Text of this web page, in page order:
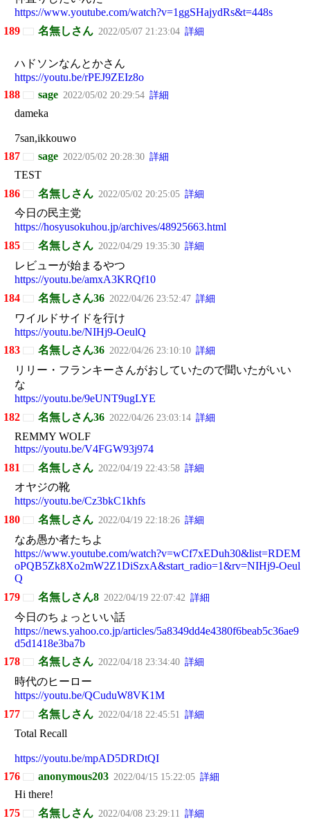
https://www.youtube.com/watch?v=1ggSHajydRs&t=448s
189
名無しさん 2022/05/07 21:23:04 詳細
ハドソンなんとかさん
https://youtu.be/rPEJ9ZEIz8o
188
sage 2022/05/02 20:29:54 詳細
dameka
7san,ikkouwo
187
sage 2022/05/02 20:28:30 詳細
TEST
186
名無しさん 2022/05/02 20:25:05 詳細
今日の民主党
https://hosyusokuhou.jp/archives/48925663.html
185
名無しさん 2022/04/29 19:35:30 詳細
レビューが始まるやつ
https://youtu.be/amxA3KRQf10
184
名無しさん36 2022/04/26 23:52:47 詳細
ワイルドサイドを行け
https://youtu.be/NIHj9-OeulQ
183
名無しさん36 2022/04/26 23:10:10 詳細
リリー・フランキーさんがおしていたので聞いたがいい
な
https://youtu.be/9eUNT9ugLYE
182
名無しさん36 2022/04/26 23:03:14 詳細
REMMY WOLF
https://youtu.be/V4FGW93j974
181
名無しさん 2022/04/19 22:43:58 詳細
オヤジの靴
https://youtu.be/Cz3bkC1khfs
180
名無しさん 2022/04/19 22:18:26 詳細
なあ愚か者たちよ
https://www.youtube.com/watch?v=wCf7xEDuh30&list=RDEM
oPQB5Zk8Xo2mW2Z1DiSzxA&start_radio=1&rv=NIHj9-Oeul
Q
179
名無しさん8 2022/04/19 22:07:42 詳細
今日のちょっといい話
https://news.yahoo.co.jp/articles/5a8349dd4e4380f6beab5c36ae9
d5d1418e3ba7b
178
名無しさん 2022/04/18 23:34:40 詳細
時代のヒーロー
https://youtu.be/QCuduW8VK1M
177
名無しさん 2022/04/18 22:45:51 詳細
Total Recall
https://youtu.be/mpAD5DRDtQI
176
anonymous203 2022/04/15 15:22:05 詳細
Hi there!
175
名無しさん 2022/04/08 23:29:11 詳細